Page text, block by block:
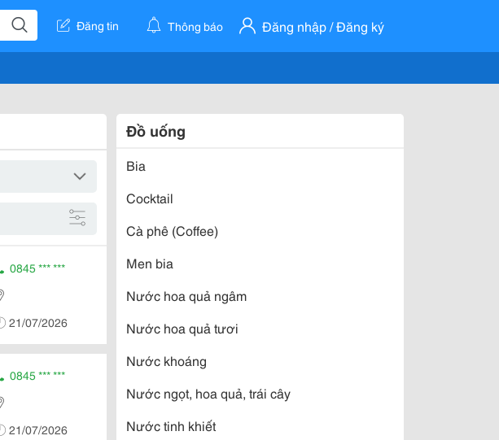
Đăng tin Thông báo Đăng nhập / Đăng ký
0845 *** ***
21/07/2026
0845 *** ***
21/07/2026
Đồ uống
Bia
Cocktail
Cà phê (Coffee)
Men bia
Nước hoa quả ngâm
Nước hoa quả tươi
Nước khoáng
Nước ngọt, hoa quả, trái cây
Nước tinh khiết